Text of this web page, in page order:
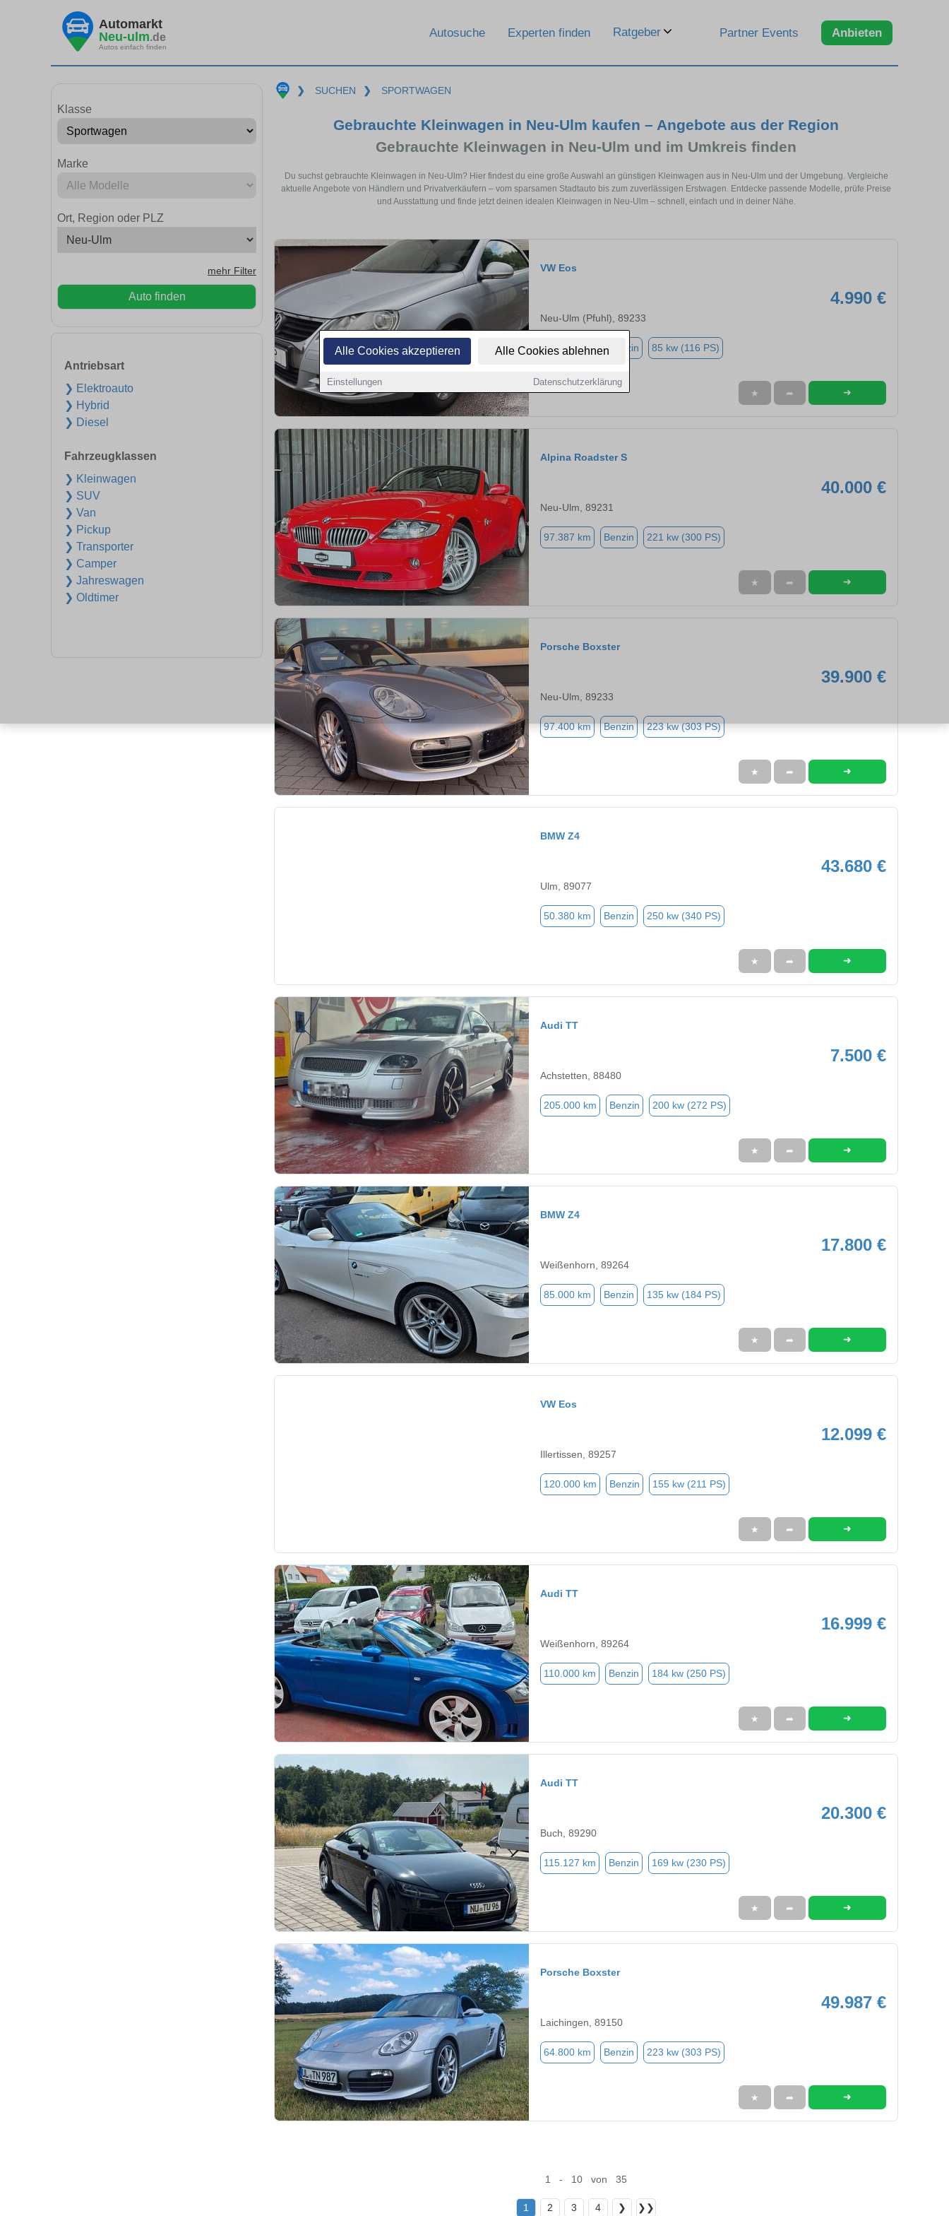
Alle Cookies akzeptieren Alle Cookies ablehnen
Einstellungen Datenschutzerklärung
Automarkt
Neu-ulm.de
Autos einfach finden
Autosuche Experten finden Ratgeber Partner Events Anbieten
Klasse
Marke
Ort, Region oder PLZ
mehr Filter
Auto finden
Antriebsart
❯ Elektroauto
❯ Hybrid
❯ Diesel
Fahrzeugklassen
❯ Kleinwagen
❯ SUV
❯ Van
❯ Pickup
❯ Transporter
❯ Camper
❯ Jahreswagen
❯ Oldtimer
❯ SUCHEN ❯ SPORTWAGEN
Gebrauchte Kleinwagen in Neu-Ulm kaufen – Angebote aus der Region
Gebrauchte Kleinwagen in Neu-Ulm und im Umkreis finden
Du suchst gebrauchte Kleinwagen in Neu-Ulm? Hier findest du eine große Auswahl an günstigen Kleinwagen aus in Neu-Ulm und der Umgebung. Vergleiche
aktuelle Angebote von Händlern und Privatverkäufern – vom sparsamen Stadtauto bis zum zuverlässigen Erstwagen. Entdecke passende Modelle, prüfe Preise
und Ausstattung und finde jetzt deinen idealen Kleinwagen in Neu-Ulm – schnell, einfach und in deiner Nähe.
VW Eos
4.990 €
Neu-Ulm (Pfuhl), 89233
110.000 km Benzin 85 kw (116 PS)
★ ➦ ➜
Alpina Roadster S
40.000 €
Neu-Ulm, 89231
97.387 km Benzin 221 kw (300 PS)
★ ➦ ➜
Porsche Boxster
39.900 €
Neu-Ulm, 89233
97.400 km Benzin 223 kw (303 PS)
★ ➦ ➜
BMW Z4
43.680 €
Ulm, 89077
50.380 km Benzin 250 kw (340 PS)
★ ➦ ➜
Audi TT
7.500 €
Achstetten, 88480
205.000 km Benzin 200 kw (272 PS)
★ ➦ ➜
BMW Z4
17.800 €
Weißenhorn, 89264
85.000 km Benzin 135 kw (184 PS)
★ ➦ ➜
VW Eos
12.099 €
Illertissen, 89257
120.000 km Benzin 155 kw (211 PS)
★ ➦ ➜
Audi TT
16.999 €
Weißenhorn, 89264
110.000 km Benzin 184 kw (250 PS)
★ ➦ ➜
Audi TT
20.300 €
Buch, 89290
115.127 km Benzin 169 kw (230 PS)
★ ➦ ➜
Porsche Boxster
49.987 €
Laichingen, 89150
64.800 km Benzin 223 kw (303 PS)
★ ➦ ➜
1 - 10 von 35
1 2 3 4 ❯ ❯❯